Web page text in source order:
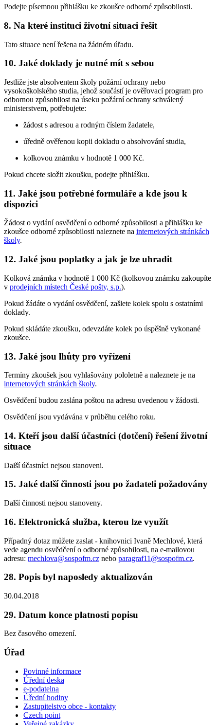
Podejte písemnou přihlášku ke zkoušce odborné způsobilosti.
8. Na které instituci životní situaci řešit
Tato situace není řešena na žádném úřadu.
10. Jaké doklady je nutné mít s sebou
Jestliže jste absolventem školy požární ochrany nebo
vysokoškolského studia, jehož součástí je ověřovací program pro
odbornou způsobilost na úseku požární ochrany schválený
ministerstvem, potřebujete:
žádost s adresou a rodným číslem žadatele,
úředně ověřenou kopii dokladu o absolvování studia,
kolkovou známku v hodnotě 1 000 Kč.
Pokud chcete složit zkoušku, podejte přihlášku.
11. Jaké jsou potřebné formuláře a kde jsou k
dispozici
Žádost o vydání osvědčení o odborné způsobilosti a přihlášku ke
zkoušce odborné způsobilosti naleznete na internetových stránkách
školy.
12. Jaké jsou poplatky a jak je lze uhradit
Kolková známka v hodnotě 1 000 Kč (kolkovou známku zakoupíte
v prodejních místech České pošty, s.p.).
Pokud žádáte o vydání osvědčení, zašlete kolek spolu s ostatními
doklady.
Pokud skládáte zkoušku, odevzdáte kolek po úspěšně vykonané
zkoušce.
13. Jaké jsou lhůty pro vyřízení
Termíny zkoušek jsou vyhlašovány pololetně a naleznete je na
internetových stránkách školy.
Osvědčení budou zaslána poštou na adresu uvedenou v žádosti.
Osvědčení jsou vydávána v průběhu celého roku.
14. Kteří jsou další účastníci (dotčení) řešení životní
situace
Další účastníci nejsou stanoveni.
15. Jaké další činnosti jsou po žadateli požadovány
Další činnosti nejsou stanoveny.
16. Elektronická služba, kterou lze využít
Případný dotaz můžete zaslat - knihovnici Ivaně Mechlové, která
vede agendu osvědčení o odborné způsobilosti, na e-mailovou
adresu: mechlova@sospofm.cz nebo paragraf11@sospofm.cz.
28. Popis byl naposledy aktualizován
30.04.2018
29. Datum konce platnosti popisu
Bez časového omezení.
Úřad
Povinné informace
Úřední deska
e-podatelna
Úřední hodiny
Zastupitelstvo obce - kontakty
Czech point